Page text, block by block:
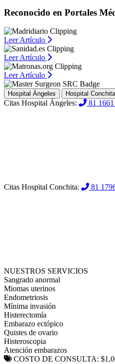
Reconocido en Portales
Leer Artículo
Leer Artículo
Leer Artículo
Hospital Ángeles Hospital Conchita
Citas Hospital Ángeles: 81
Citas Hospital Conchita: 81
NUESTROS SERVICIOS
Sangrado anormal
Miomas uterinos
Endometriosis
Mínima invasión
Histerectomía
Embarazo ectópico
Quistes de ovario
Histeroscopia
Atención embarazos
COSTO DE CONSULTA: